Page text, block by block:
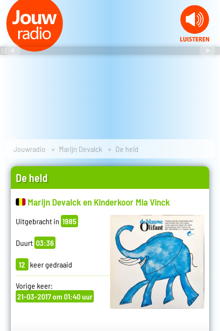
Jouwradio Marijn Devalck De held
De held
Marijn Devalck en Kinderkoor Mia Vinck
Uitgebracht in 1985
Duurt 03:36
12 keer gedraaid
Vorige keer:
21-03-2017 om 01:40 uur